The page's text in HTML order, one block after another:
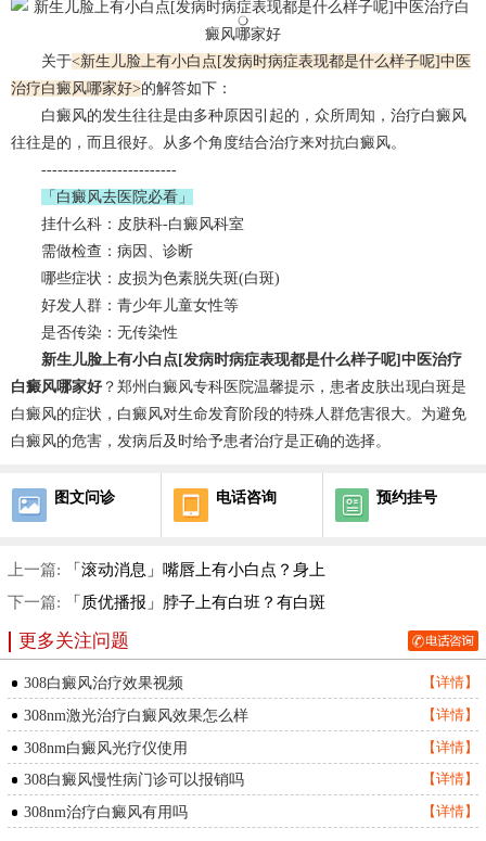
关于<新生儿脸上有小白点[发病时病症表现都是什么样子呢]中医
治疗白癜风哪家好>的解答如下：
白癜风的发生往往是由多种原因引起的，众所周知，治疗白癜风
往往是的，而且很好。从多个角度结合治疗来对抗白癜风。
-------------------------
「白癜风去医院必看」
挂什么科：皮肤科-白癜风科室
需做检查：病因、诊断
哪些症状：皮损为色素脱失斑(白斑)
好发人群：青少年儿童女性等
是否传染：无传染性
新生儿脸上有小白点[发病时病症表现都是什么样子呢]中医治疗
白癜风哪家好 ？郑州白癜风专科医院温馨提示，患者皮肤出现白斑是
白癜风的症状，白癜风对生命发育阶段的特殊人群危害很大。为避免
白癜风的危害，发病后及时给予患者治疗是正确的选择。
图文问诊 电话咨询 预约挂号
上一篇: 「滚动消息」嘴唇上有小白点？身上
下一篇: 「质优播报」脖子上有白班？有白斑
更多关注问题
308白癜风治疗效果视频 【详情】
308nm激光治疗白癜风效果怎么样 【详情】
308nm白癜风光疗仪使用 【详情】
308白癜风慢性病门诊可以报销吗 【详情】
308nm治疗白癜风有用吗 【详情】